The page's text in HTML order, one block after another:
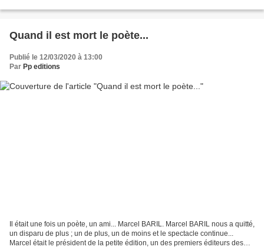
Quand il est mort le poète...
Publié le 12/03/2020 à 13:00
Par Pp editions
Il était une fois un poète, un ami... Marcel BARIL. Marcel BARIL nous a quitté,
un disparu de plus ; un de plus, un de moins et le spectacle continue...
Marcel était le président de la petite édition, un des premiers éditeurs des